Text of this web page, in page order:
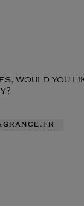
would you